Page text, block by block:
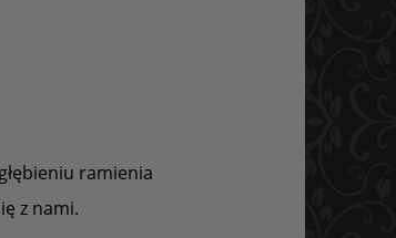
ramienia
z nami.